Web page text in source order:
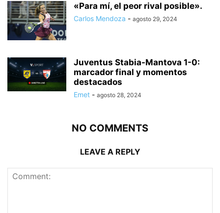
«Para mí, el peor rival posible».
Carlos Mendoza - agosto 29, 2024
Juventus Stabia-Mantova 1-0:
marcador final y momentos
destacados
Emet - agosto 28, 2024
NO COMMENTS
LEAVE A REPLY